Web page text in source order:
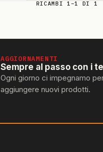
RICAMBI 1–1 DI 1
AGGIORNAMENTI
Sempre al passo con i
Ogni giorno ci impegnamo
aggiungere nuovi prodotti.